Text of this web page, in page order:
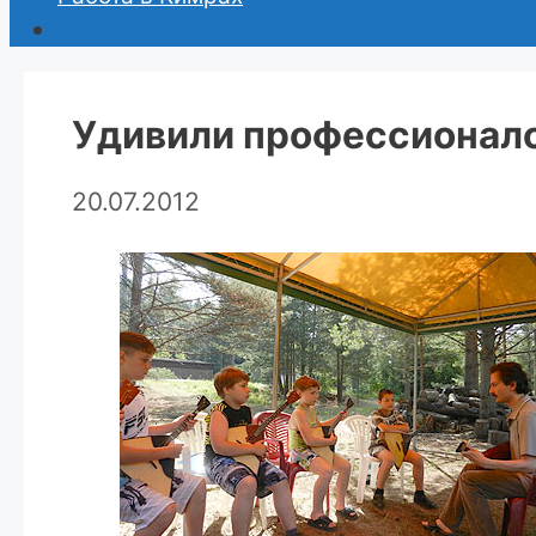
Удивили
20.07.2012